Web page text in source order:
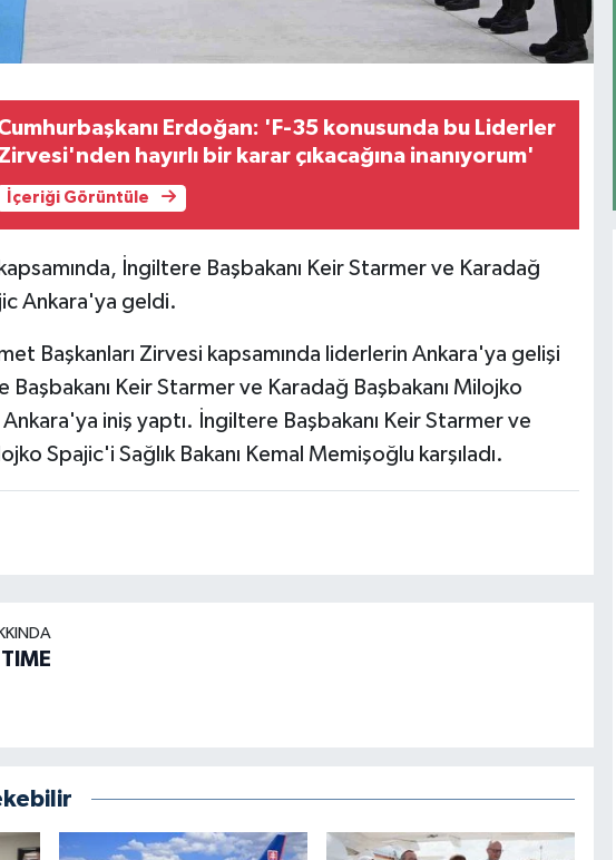
Erdoğan: 'F-35 konusunda bu Liderler
hayırlı bir karar çıkacağına inanıyorum'
İçeriği Görüntüle
İngiltere Başbakanı Keir Starmer ve Karadağ
Ankara'ya geldi.
Başkanları Zirvesi kapsamında liderlerin Ankara'ya gelişi
Keir Starmer ve Karadağ Başbakanı Milojko
iniş yaptı. İngiltere Başbakanı Keir Starmer ve
Spajic'i Sağlık Bakanı Kemal Memişoğlu karşıladı.